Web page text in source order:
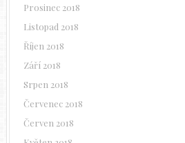
Prosinec 2018
Listopad 2018
Říjen 2018
Září 2018
Srpen 2018
Červenec 2018
Červen 2018